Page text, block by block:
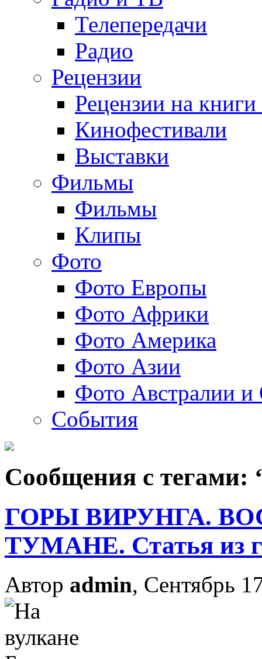
Телепередачи
Радио
Рецензии
Рецензии на
Кинофестивали
Выставки
Фильмы
Фильмы
Клипы
Фото
Фото Европы
Фото Африки
Фото Америка
Фото Азии
Фото Австралии и
События
Сообщения с тегами:
ГОРЫ ВИРУНГА.
ТУМАНЕ. Статья из
Автор admin, Сентябрь